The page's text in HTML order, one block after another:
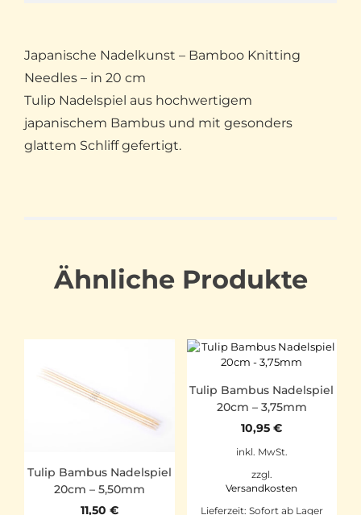
Japanische Nadelkunst – Bamboo Knitting
Needles – in 20 cm
Tulip Nadelspiel aus hochwertigem
japanischem Bambus und mit gesonders
glattem Schliff gefertigt.
Ähnliche Produkte
Tulip Bambus Nadelspiel
20cm – 5,50mm
11,50 €
Tulip Bambus Nadelspiel
20cm – 3,75mm
10,95€
inkl. MwSt.
zzgl.
Versandkosten
Lieferzeit: Sofort ab Lager